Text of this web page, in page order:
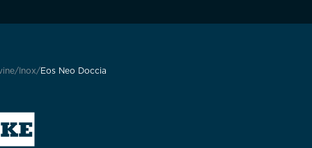
Inox Eos Neo Doccia